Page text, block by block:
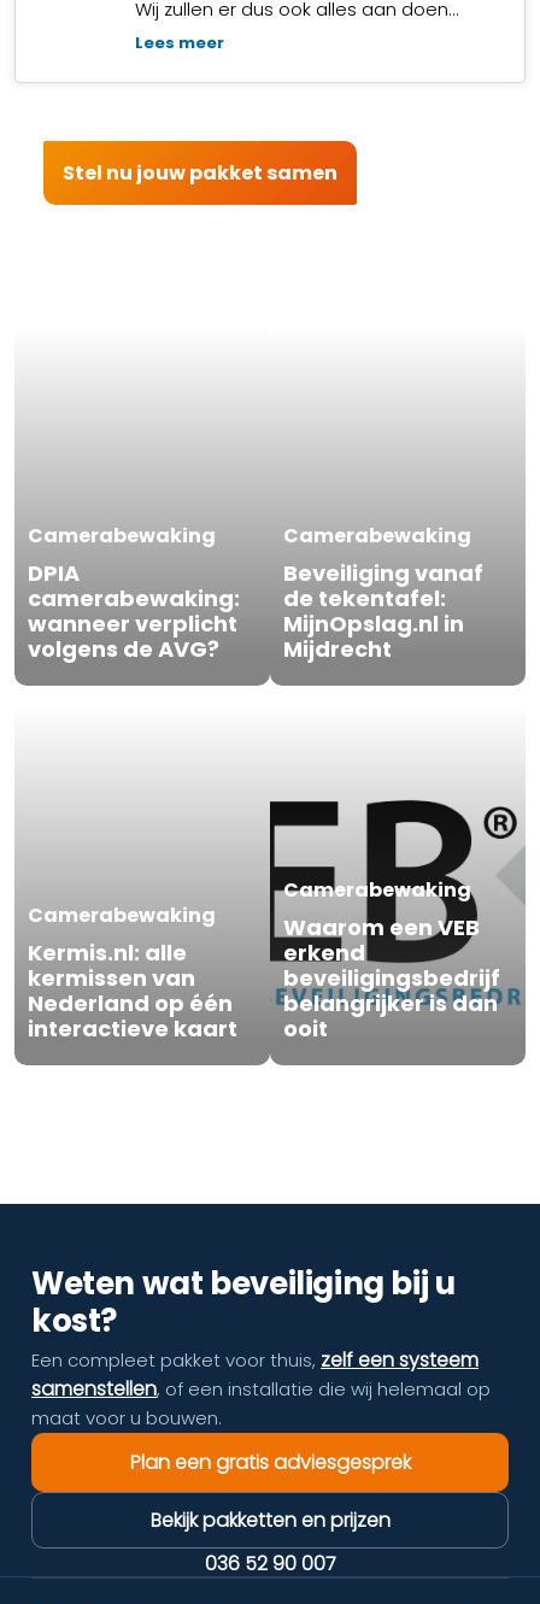
Wij zullen er dus ook alles aan doen…
Lees meer
Stel nu jouw pakket samen
Camerabewaking
DPIA
camerabewaking:
wanneer verplicht
volgens de AVG?
Camerabewaking
Beveiliging vanaf
de tekentafel:
MijnOpslag.nl in
Mijdrecht
Camerabewaking
Kermis.nl: alle
kermissen van
Nederland op één
interactieve kaart
Camerabewaking
Waarom een VEB
erkend
beveiligingsbedrijf
belangrijker is dan
ooit
Weten wat beveiliging bij u
kost?
Een compleet pakket voor thuis, zelf een systeem
samenstellen, of een installatie die wij helemaal op
maat voor u bouwen.
Plan een gratis adviesgesprek
Bekijk pakketten en prijzen
036 52 90 007